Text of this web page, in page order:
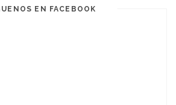
EN FACEBOOK